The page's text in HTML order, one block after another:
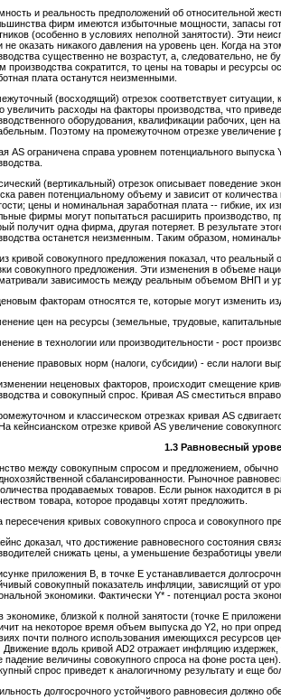
и реальность предположений об относительной
фирм имеются избыточные мощности, запасы
(особенно в условиях неполной занятости). Эти
не оказать никакого давления на уровень цен. Когда на
существенно не возрастут, а, следовательно, не
производства сократится, то цены на товары и ресурсы
плата останутся неизменными.
(восходящий) отрезок соответствует ситуации,
увеличить расходы на факторы производства, что
оборудования, квалификации рабочих, цен
Поэтому на промежуточном отрезке увеличение
AS ограничена справа уровнем потенциального
(вертикальный) отрезок описывает поведение
равен потенциальному объему и зависит от
цены и номинальная заработная плата -- гибкие, их
фирмы могут попытаться расширить производство,
получит одна фирма, другая потеряет. В результате
останется неизменным. Таким образом,
кривой совокупного предложения показал, что
совокупного предложения. Эти изменения в объеме
зависимость между реальным объемом ВНП и
факторам относятся те, которые могут изменить
цен на ресурсы (земельные, трудовые,
в технологии или производительности - рост
правовых норм (налоги, субсидии) - если налоги
неценовых факторов, происходит смещение
и совокупный спрос. Кривая AS сместиться
и классическом отрезках кривая AS
кейнсианском отрезке кривой AS увеличение
1.3 Равновесный
между совокупным спросом и предложением,
сбалансированности. Рыночное
продаваемых товаров. Если рынок находится в
товара, которое продавцы хотят предложить.
пересечения кривых совокупного спроса и совокупного
доказал, что достижение равновесного состояния
снижать цены, а уменьшение безработицы
приложения В, в точке Е устанавливается
совокупный показатель инфляции, зависящий от
экономики. Фактически Y* - потенциал роста
экономике, близкой к полной занятости (точке Е
на некоторое время объем выпуска до Y2, но при
почти полного использования имеющихся ресурсов
Движение вдоль кривой AD2 отражает инфляцию
падение величины совокупного спроса на фоне роста
спрос приведет к аналогичному результату и еще
долгосрочного устойчивого равновесия должно